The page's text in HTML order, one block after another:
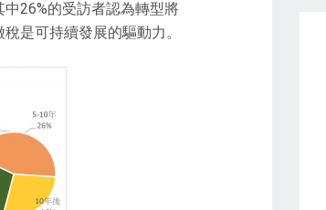
26%的受訪者認為轉型將
是可持續發展的驅動力。